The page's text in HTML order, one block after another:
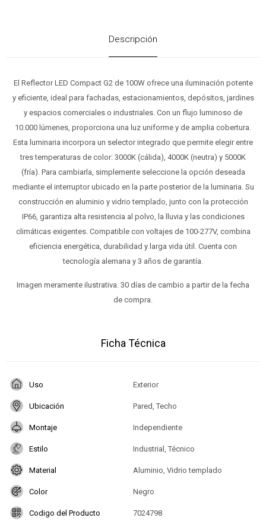
Descripción
El Reflector LED Compact G2 de 100W ofrece una iluminación potente
y eficiente, ideal para fachadas, estacionamientos, depósitos, jardines
y espacios comerciales o industriales. Con un flujo luminoso de
10.000 lúmenes, proporciona una luz uniforme y de amplia cobertura.
Esta luminaria incorpora un selector integrado que permite elegir entre
tres temperaturas de color: 3000K (cálida), 4000K (neutra) y 5000K
(fría). Para cambiarla, simplemente seleccione la opción deseada
mediante el interruptor ubicado en la parte posterior de la luminaria. Su
construcción en aluminio y vidrio templado, junto con la protección
IP66, garantiza alta resistencia al polvo, la lluvia y las condiciones
climáticas exigentes. Compatible con voltajes de 100-277V, combina
eficiencia energética, durabilidad y larga vida útil. Cuenta con
tecnología alemana y 3 años de garantía.
Imagen meramente ilustrativa. 30 días de cambio a partir de la fecha
de compra.
Ficha Técnica
Uso Exterior
Ubicación Pared, Techo
Montaje Independiente
Estilo Industrial, Técnico
Material Aluminio, Vidrio templado
Color Negro
Codigo del Producto 7024798